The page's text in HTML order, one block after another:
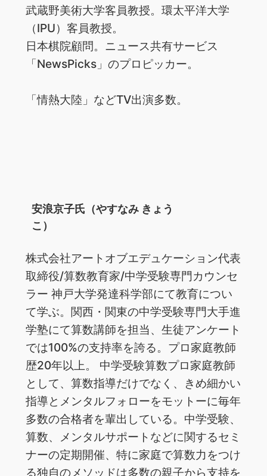
武蔵野美術大学客員教授。環太平洋大学
（IPU）客員教授。
日本棋院顧問。ニュース共有サービス
「NewsPicks」のプロピッカー。
「情熱大陸」などTV出演多数。
安浪京子氏（やすなみ きょう
こ）
株式会社アートオブエデュケーション代表
取締役/算数教育家/中学受験専門カウンセ
ラー 神戸大学発達科学部にて教育につい
て学ぶ。関西・関東の中学受験専門大手進
学塾にて算数講師を担当、生徒アンケート
では100%の支持率を誇る。プロ家庭教師
歴20年以上。 中学受験算数プロ家庭教師
として、算数指導だけでなく、きめ細かい
指導とメンタルフォローをモットーに毎年
多数の合格者を輩出している。中学受験、
算数、メンタルサポートなどに関するセミ
ナーの定期開催、特に家庭で算数力をつけ
る独自のメソッドは多数の親子から支持を